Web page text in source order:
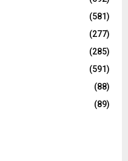
(581)
(277)
(285)
(591)
(88)
(89)